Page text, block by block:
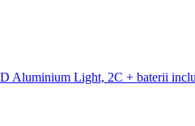
Aluminium Light, 2C + baterii